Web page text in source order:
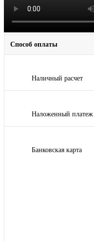
Способ оплаты
Наличный расчет
Наложенный платеж
Банковская карта